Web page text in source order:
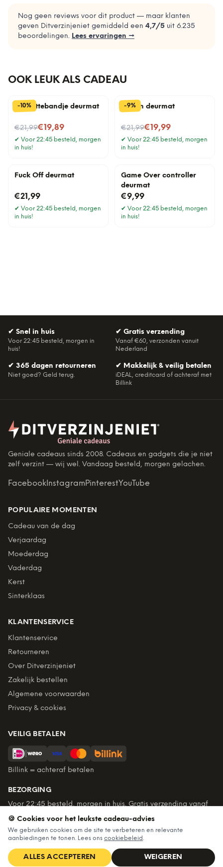
Nog geen reviews voor dit product — maar klanten
geven Ditverzinjeniet gemiddeld een 4,7/5 uit 6.235
beoordelingen. Lees ervaringen →
OOK LEUK ALS CADEAU
-10%
Cassettebandje deurmat
€21,99
Nu voor€19,89
✔ Voor 22:45 besteld, morgen
in huis!
-9%
Katten deurmat
€21,99
Nu voor€19,99
✔ Voor 22:45 besteld, morgen
in huis!
Fuck Off deurmat
€21,99
✔ Voor 22:45 besteld, morgen
in huis!
Game Over controller
deurmat
€9,99
✔ Voor 22:45 besteld, morgen
in huis!
✔ Snel in huis
Voor 22:45 besteld, morgen in
huis!
✔ Gratis verzending
Vanaf €60, verzonden vanuit
Nederland
✔ 365 dagen retourneren
Niet goed? Geld terug.
✔ Makkelijk & veilig betalen
iDEAL, creditcard of achteraf met
Billink
Geniale cadeaus sinds 2008. Cadeaus en gadgets die je niet
zelf verzint — wij wel. Vandaag besteld, morgen gelachen.
Facebook InstagramPinterestYouTube
POPULAIRE MOMENTEN
Cadeau van de dag
Verjaardag
Moederdag
Vaderdag
Kerst
Sinterklaas
KLANTENSERVICE
Klantenservice
Retourneren
Over Ditverzinjeniet
Zakelijk bestellen
Algemene voorwaarden
Privacy & cookies
VEILIG BETALEN
Billink = achteraf betalen
BEZORGING
Voor 22:45 besteld, morgen in huis. Gratis verzending vanaf
€60. Tot 365 dagen retourneren.
★ 4,7/5 uit 6.235beoordelingen
🍪 Cookies voor het leukste cadeau-advies
We gebruiken cookies om de site te verbeteren en relevante
aanbiedingen te tonen. Lees ons cookiebeleid.
ALLES ACCEPTEREN WEIGEREN